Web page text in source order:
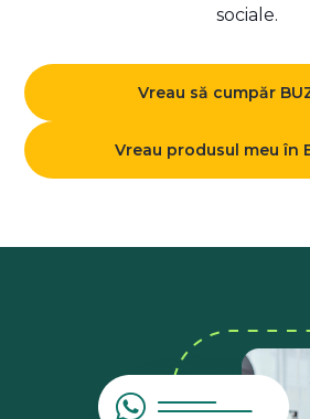
sociale.
Vreau să cumpăr
Vreau produsul meu în